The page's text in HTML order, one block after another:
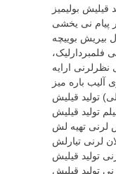
قیلیش بولیمیز
پیام نی یخشی
بیریش بوییچه
فلمبردارلیک،
ارایه
تولید قیلیش
تولید قیلیش
لرنی تهیه لش
لرنی تیارلش
تولید قیلیش
تولید قیلیش